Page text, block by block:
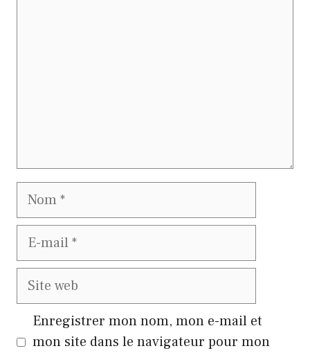
Nom
E-
mail
Site
web
Enregistrer mon nom, mon e-mail et
mon site dans le navigateur pour mon